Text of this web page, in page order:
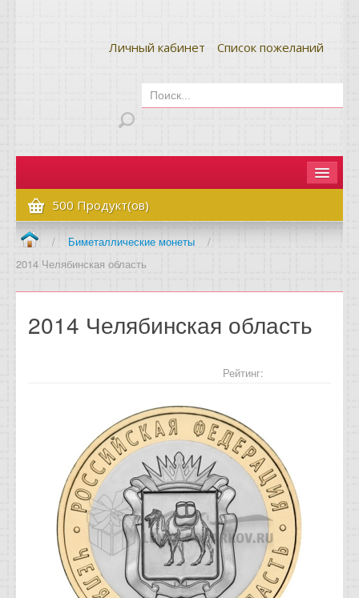
Личный кабинет Список пожеланий
Главная
Как сделать заказ
Оплата и доставка
Вопрос-ответ
500 Продукт(ов)
/ Биметаллические монеты
/
2014 Челябинская область
2014 Челябинская область
Рейтинг: